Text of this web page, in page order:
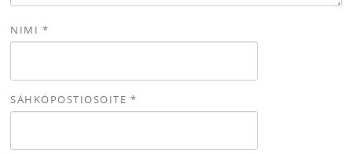
NIMI *
SÄHKÖPOSTIOSOITE *